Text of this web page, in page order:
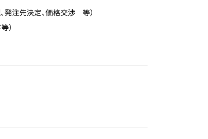
発注先決定、価格交渉 等）
）